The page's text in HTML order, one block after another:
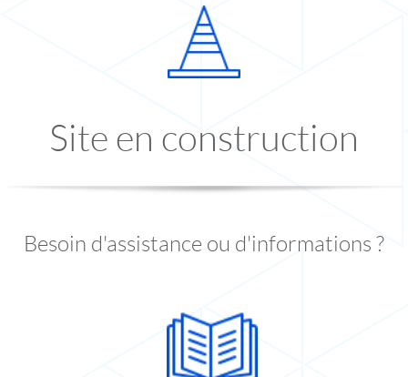
Site en construction
Besoin d'assistance ou d'informations ?